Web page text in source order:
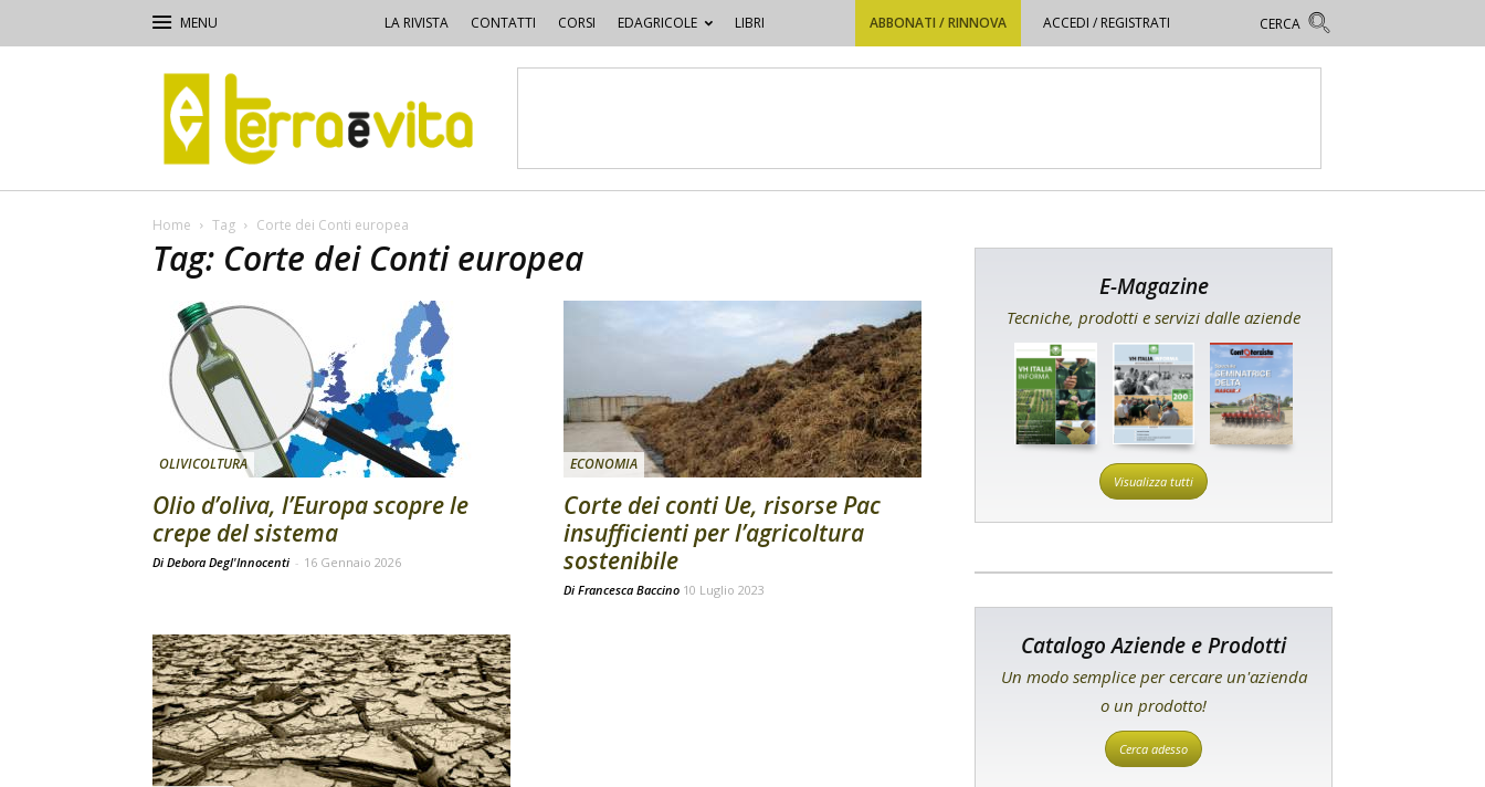
LA RIVISTA CONTATTI CORSI EDAGRICOLE LIBRI ABBONATI / RINNOVA ACCEDI / REGISTRATI
Terra
e
Vita
Home Tag Corte dei Conti europea
Tag: Corte dei Conti europea
OLIVICOLTURA
Olio d’oliva, l’Europa scopre le
crepe del sistema
Di Debora Degl'Innocenti - 16 Gennaio 2026
ECONOMIA
Corte dei conti Ue, risorse Pac
insufficienti per l’agricoltura
sostenibile
Di Francesca Baccino 10 Luglio 2023
E-Magazine
Tecniche, prodotti e servizi dalle aziende
Visualizza tutti
Catalogo Aziende e Prodotti
Un modo semplice per cercare un'azienda
o un prodotto!
Cerca adesso